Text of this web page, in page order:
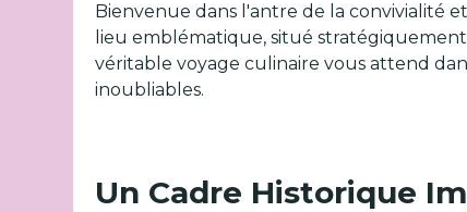
Bienvenue dans l'antre de la convivialité
lieu emblématique, situé
véritable voyage culinaire vous attend
inoubliables.
Un Cadre Historique